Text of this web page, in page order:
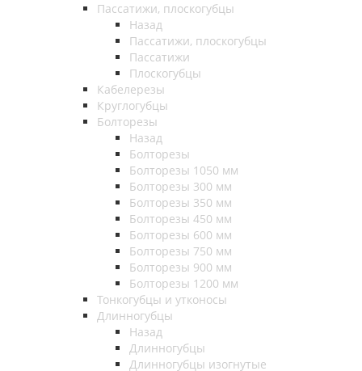
Пассатижи, плоскогубцы
Назад
Пассатижи, плоскогубцы
Пассатижи
Плоскогубцы
Кабелерезы
Круглогубцы
Болторезы
Назад
Болторезы
Болторезы 1050 мм
Болторезы 300 мм
Болторезы 350 мм
Болторезы 450 мм
Болторезы 600 мм
Болторезы 750 мм
Болторезы 900 мм
Болторезы 1200 мм
Тонкогубцы и утконосы
Длинногубцы
Назад
Длинногубцы
Длинногубцы изогнутые